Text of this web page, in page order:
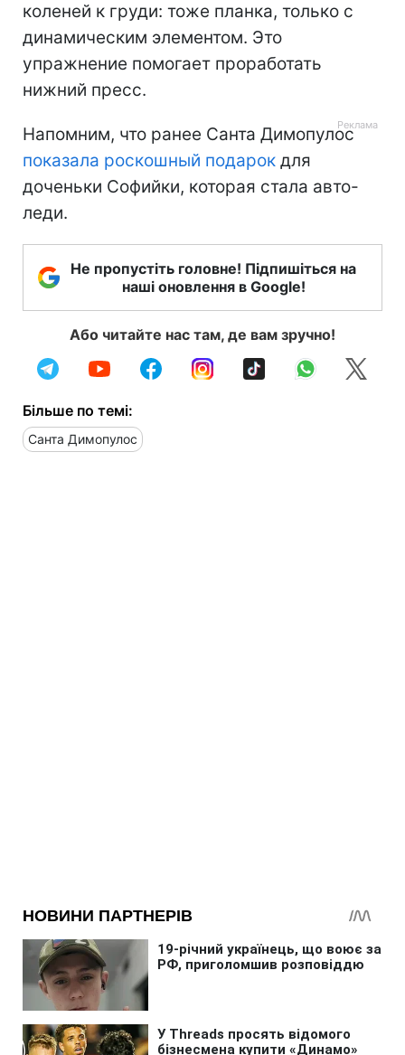
коленей к груди: тоже планка, только с
динамическим элементом. Это
упражнение помогает проработать
нижний пресс.
Напомним, что ранее Санта Димопулос
показала роскошный подарок для
доченьки Софийки, которая стала авто-
леди.
Не пропустіть головне! Підпишіться на
наші оновлення в Google!
Або читайте нас там, де вам зручно!
Більше по темі:
Санта Димопулос